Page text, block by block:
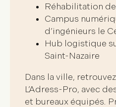
Réhabilitation
Campus
d’ingénieurs le
Hub logistique
Saint-Nazaire
Dans la ville,
L’Adress-Pro, avec
et bureaux équipés.